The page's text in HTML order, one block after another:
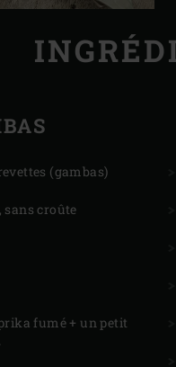
(gambas)
sans croûte
fumé + un petit